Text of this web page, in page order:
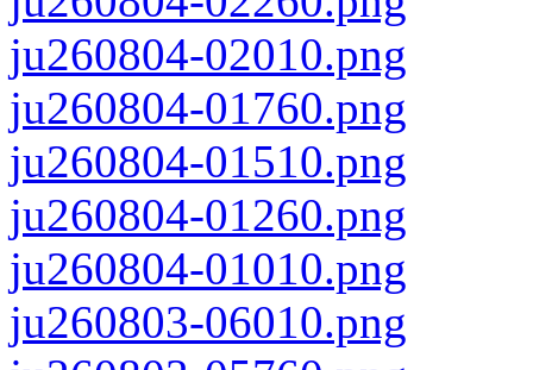
ju260804-02010.png
ju260804-01760.png
ju260804-01510.png
ju260804-01260.png
ju260804-01010.png
ju260803-06010.png